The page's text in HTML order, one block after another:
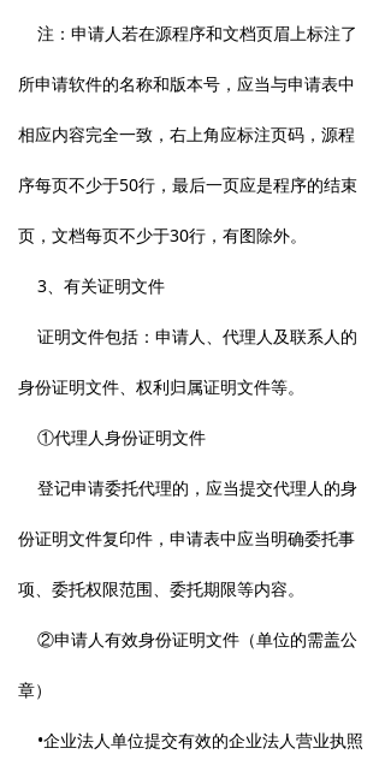
注：申请人若在源程序和文档页眉上标注了
所申请软件的名称和版本号，应当与申请表中
相应内容完全一致，右上角应标注页码，源程
序每页不少于50行，最后一页应是程序的结束
页，文档每页不少于30行，有图除外。
3、有关证明文件
证明文件包括：申请人、代理人及联系人的
身份证明文件、权利归属证明文件等。
①代理人身份证明文件
登记申请委托代理的，应当提交代理人的身
份证明文件复印件，申请表中应当明确委托事
项、委托权限范围、委托期限等内容。
②申请人有效身份证明文件（单位的需盖公
章）
•企业法人单位提交有效的企业法人营业执照